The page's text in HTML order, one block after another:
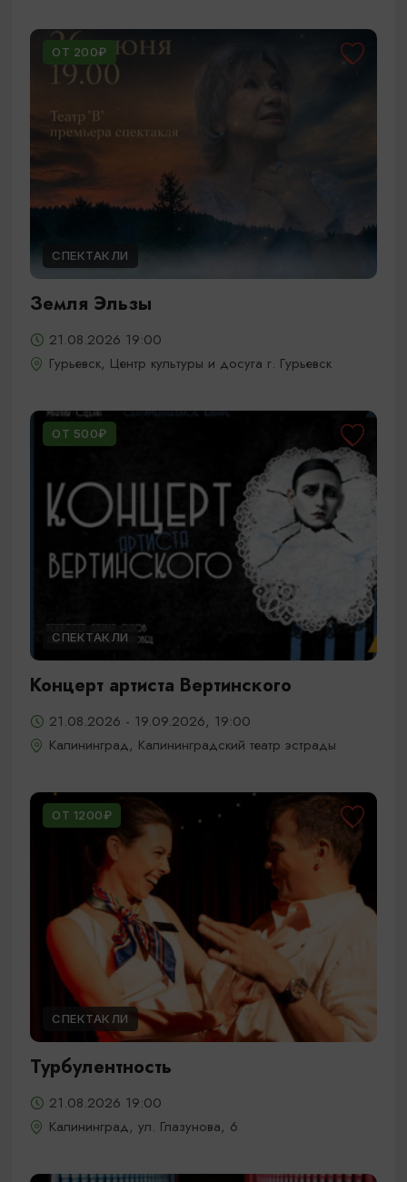
ОТ 200₽
СПЕКТАКЛИ
Земля Эльзы
21.08.2026 19:00
Гурьевск, Центр культуры и досуга г. Гурьевск
ОТ 500₽
СПЕКТАКЛИ
Концерт артиста Вертинского
21.08.2026 - 19.09.2026, 19:00
Калининград, Калининградский театр эстрады
ОТ 1200₽
СПЕКТАКЛИ
Турбулентность
21.08.2026 19:00
Калининград, ул. Глазунова, 6